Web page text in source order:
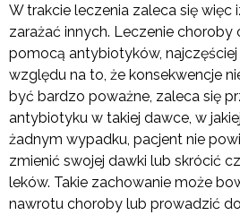
W trakcie leczenia zaleca się więc
zarażać innych. Leczenie
pomocą antybiotyków, najczęściej
względu na to, że konsekwencje
być bardzo poważne, zaleca się
antybiotyku w takiej dawce, w
żadnym wypadku, pacjent nie
zmienić swojej dawki lub skrócić
leków. Takie zachowanie może
nawrotu choroby lub prowadzić